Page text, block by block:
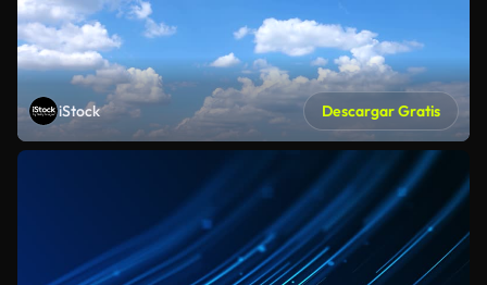
iStock Descargar Gratis